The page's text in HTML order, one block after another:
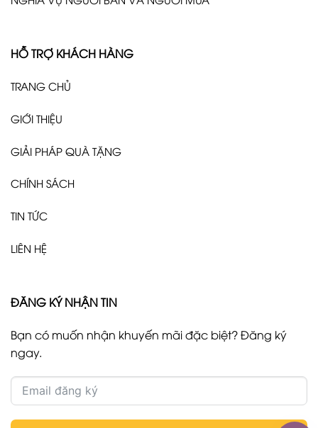
HỖ TRỢ KHÁCH HÀNG
TRANG CHỦ
GIỚI THIỆU
GIẢI PHÁP QUÀ TẶNG
CHÍNH SÁCH
TIN TỨC
LIÊN HỆ
ĐĂNG KÝ NHẬN TIN
Bạn có muốn nhận khuyến mãi đặc biệt? Đăng ký
ngay.